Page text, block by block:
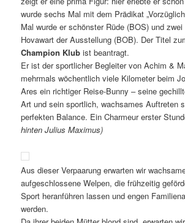
wurde sechs Mal mit dem Prädikat
Mal wurde er schönster Rüde (BOS) und
Hovawart der Ausstellung (BOB). Der Titel
Champion Klub ist beantragt.
Er ist der sportlicher Begleiter von Achim &
mehrmals wöchentlich viele Kilometer beim
Ares ein richtiger Reise-Bunny – seine
Art und sein sportlich, wachsames Auftreten
perfekten Balance. Ein Charmeur erster
hinten Julius Maximus)
Aus dieser Verpaarung erwarten wir
aufgeschlossene Welpen, die frühzeitig
Sport heranführen lassen und engen
werden.